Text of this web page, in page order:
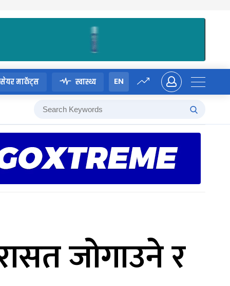
सेयर मार्केट्स स्वास्थ्य EN
जोगाउने र